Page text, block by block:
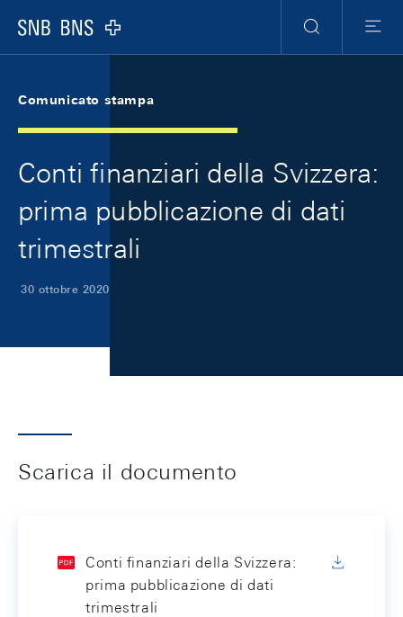
Logo
Ricerca
Menu
Comunicato stampa
Conti finanziari della Svizzera:
prima pubblicazione di dati
trimestrali
30 ottobre 2020
Scarica il documento
Conti finanziari della Svizzera:
prima pubblicazione di dati
trimestrali